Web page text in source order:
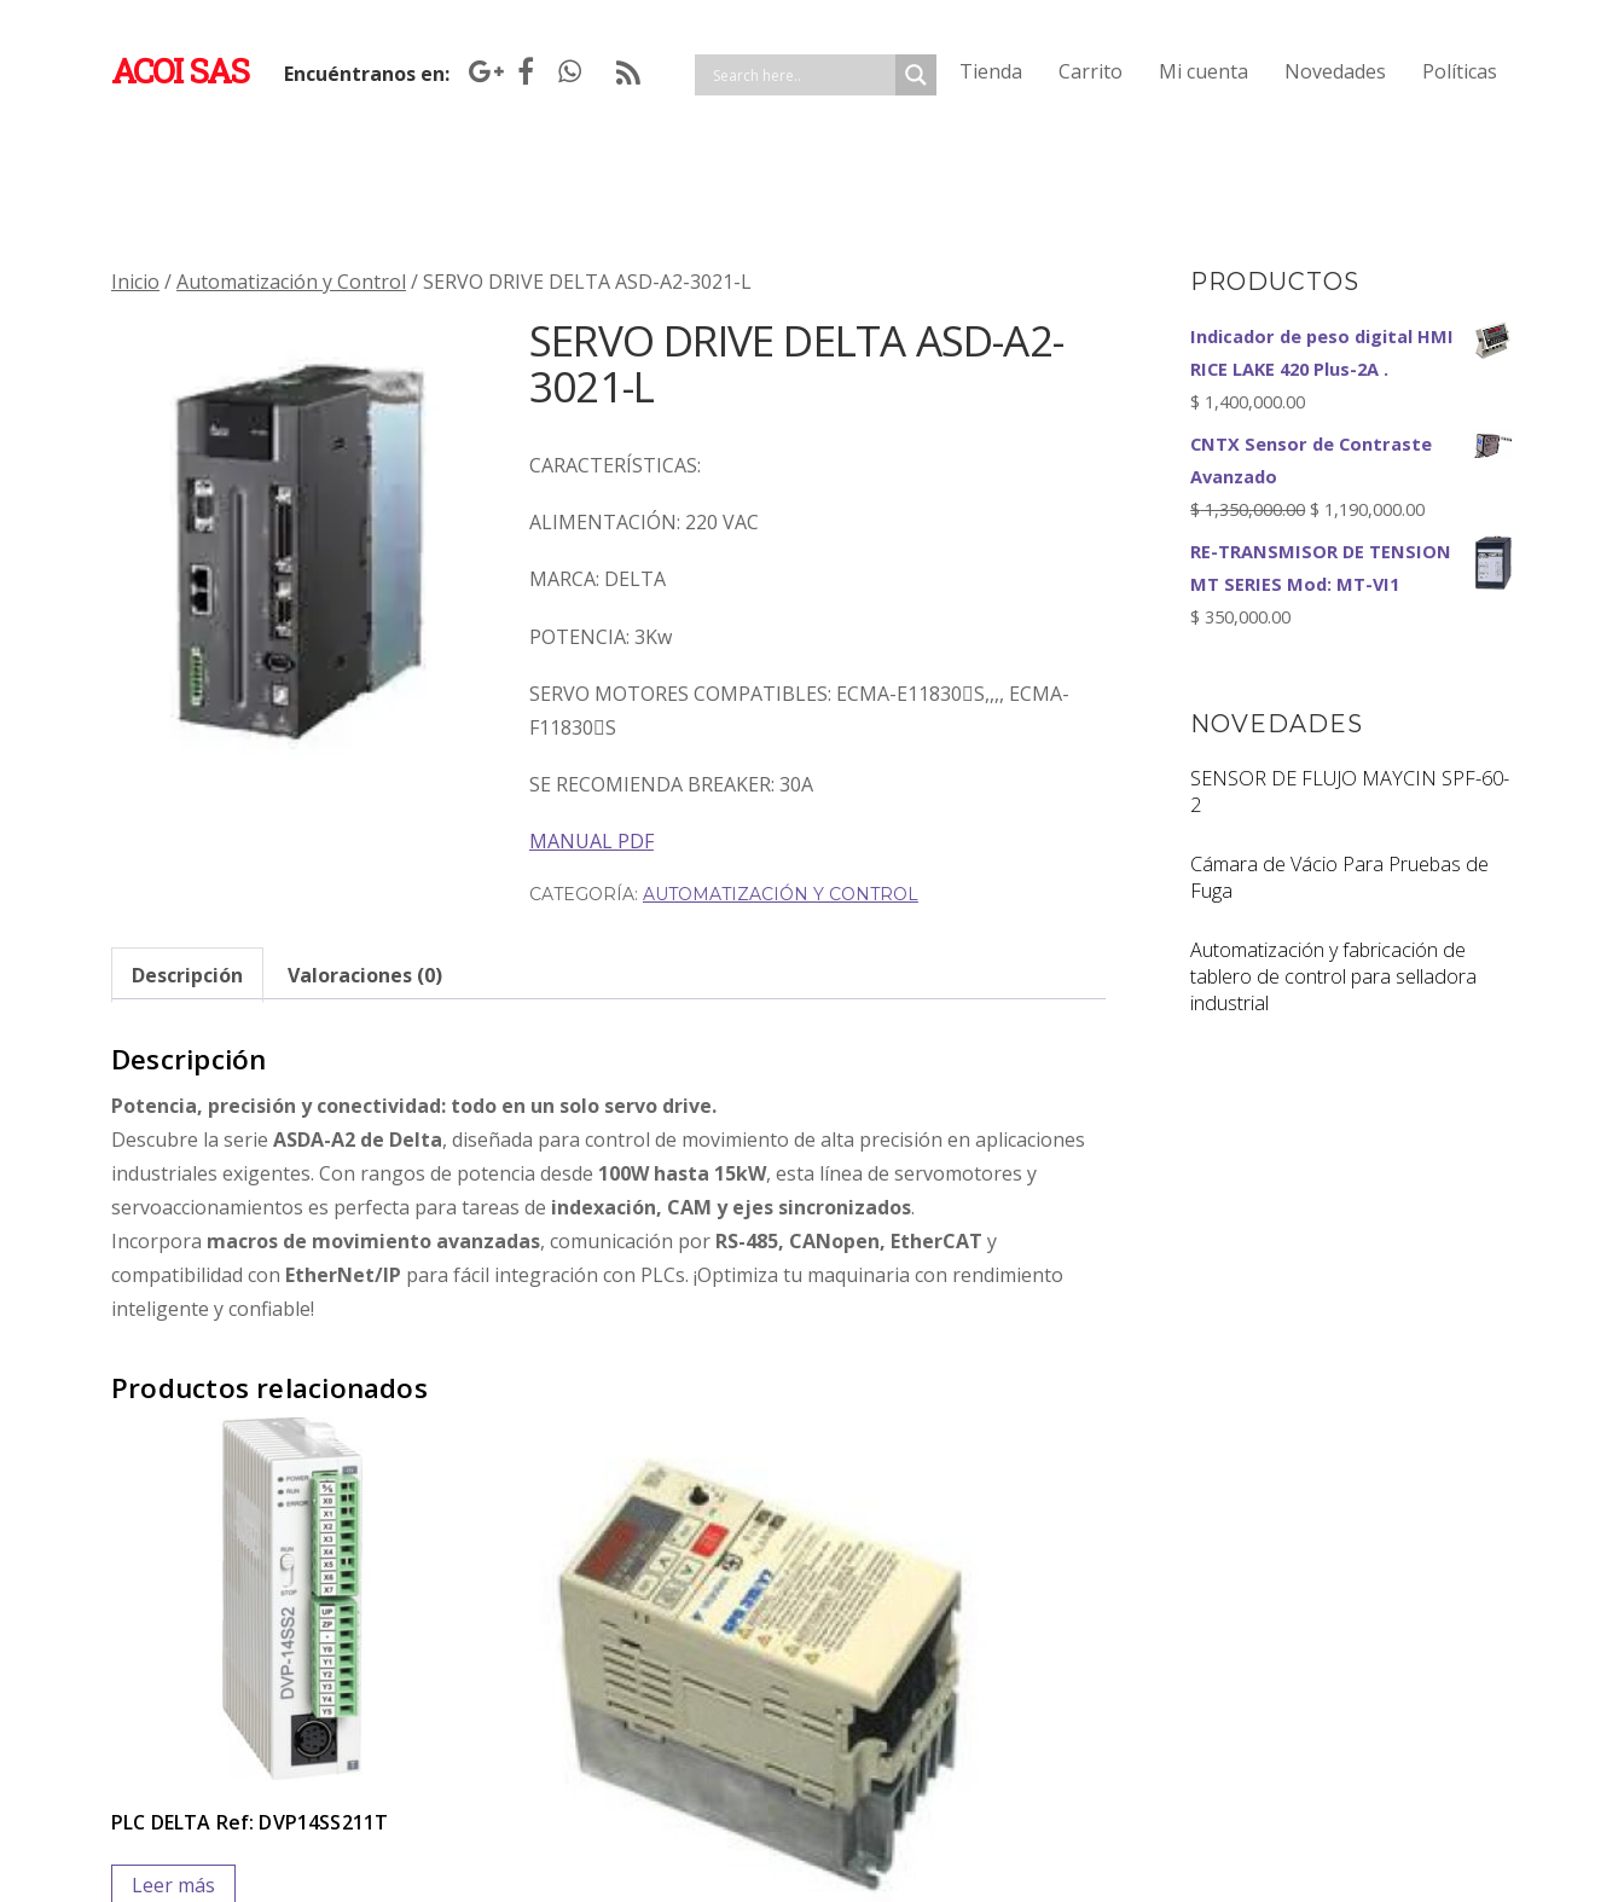
ACOI SAS Encuéntranos en: Tienda Carrito Mi cuenta Novedades Políticas
Inicio /Automatización y Control / SERVO DRIVE DELTA ASD-A2-3021-L
SERVO DRIVE DELTA ASD-A2-
3021-L
CARACTERÍSTICAS:
ALIMENTACIÓN: 220 VAC
MARCA: DELTA
POTENCIA: 3Kw
SERVO MOTORES COMPATIBLES: ECMA-E11830S,,,, ECMA-
F11830S
SE RECOMIENDA BREAKER: 30A
MANUAL PDF
CATEGORÍA: AUTOMATIZACIÓN Y CONTROL
Descripción Valoraciones (0)
Descripción
Potencia, precisión y conectividad: todo en un solo servo drive.
Descubre la serie ASDA-A2 de Delta, diseñada para control de movimiento de alta precisión en aplicaciones
industriales exigentes. Con rangos de potencia desde 100W hasta 15kW, esta línea de servomotores y
servoaccionamientos es perfecta para tareas de indexación, CAM y ejes sincronizados.
Incorpora macros de movimiento avanzadas, comunicación por RS-485, CANopen, EtherCAT y
compatibilidad con EtherNet/IP para fácil integración con PLCs. ¡Optimiza tu maquinaria con rendimiento
inteligente y confiable!
Productos relacionados
PLC DELTA Ref: DVP14SS211T
Leer más
PRODUCTOS
Indicador de peso digital HMI
RICE LAKE 420 Plus-2A .
$ 1,400,000.00
CNTX Sensor de Contraste
Avanzado
$1,350,000.00 $ 1,190,000.00
RE-TRANSMISOR DE TENSION
MT SERIES Mod: MT-VI1
$ 350,000.00
NOVEDADES
SENSOR DE FLUJO MAYCIN SPF-60-
2
Cámara de Vácio Para Pruebas de
Fuga
Automatización y fabricación de
tablero de control para selladora
industrial